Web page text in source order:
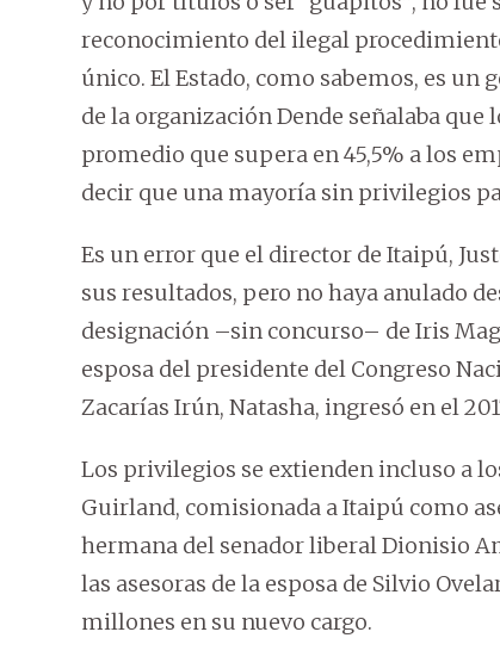
reconocimiento del ilegal
único. El Estado, como sabemos, es
de la organización Dende señalaba
promedio que supera en 45,5% a los
decir que una mayoría sin privilegios
Es un error que el director de Itaipú,
sus resultados, pero no haya anulado
designación –sin concurso– de Iris
esposa del presidente del Congreso
Zacarías Irún, Natasha, ingresó en el
Los privilegios se extienden incluso a
Guirland, comisionada a Itaipú como
hermana del senador liberal Dionisio
las asesoras de la esposa de Silvio
millones en su nuevo cargo.